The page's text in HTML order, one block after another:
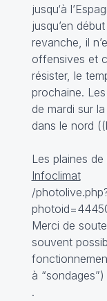
jusqu‘à
jusqu’en
revanche, il
offensives et
résister, le
prochaine.
de mardi sur
dans le nord
Les plaines
Infoclimat
/
Merci de
souvent
à “sondages”)
.